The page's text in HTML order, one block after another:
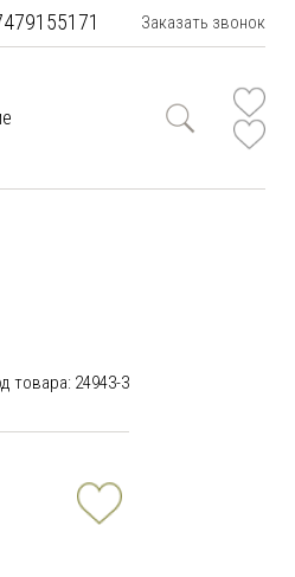
Заказать звонок
товара: 24943-3